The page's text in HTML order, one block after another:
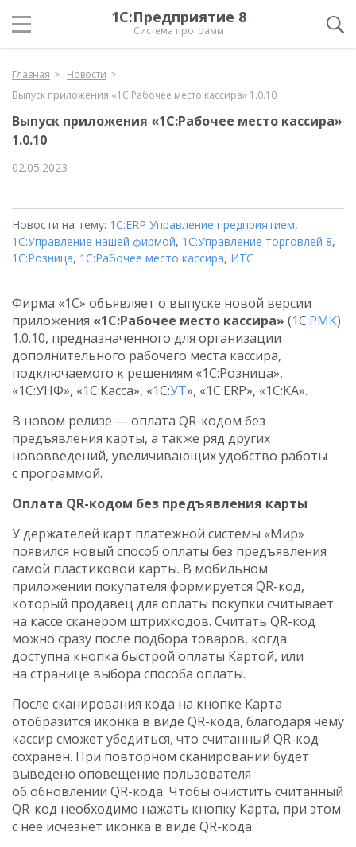
1С:Предприятие 8
Система программ
Главная
Новости
Выпуск приложения «1С:Рабочее место кассира» 1.0.10
Выпуск приложения «1С:Рабочее место кассира»
1.0.10
02.05.2023
Новости на тему: 1С:ERP Управление предприятием,
1С:Управление нашей фирмой, 1С:Управление торговлей 8,
1С:Розница, 1С:Рабочее место кассира, ИТС
Фирма «1С» объявляет о выпуске новой версии
приложения «1С:Рабочее место кассира» (1С:РМК)
1.0.10, предназначенного для организации
дополнительного рабочего места кассира,
подключаемого к решениям «1С:Розница»,
«1С:УНФ», «1С:Касса», «1С:УТ», «1С:ERP», «1С:КА».
В новом релизе — оплата QR-кодом без
предъявления карты, а также ряд других
нововведений, увеличивающих удобство работы
с программой.
Оплата QR-кодом без предъявления карты
У держателей карт платежной системы «Мир»
появился новый способ оплаты без предъявления
самой пластиковой карты. В мобильном
приложении покупателя формируется QR-код,
который продавец для оплаты покупки считывает
на кассе сканером штрихкодов. Считать QR-код
можно сразу после подбора товаров, когда
доступна кнопка быстрой оплаты Картой, или
на странице выбора способа оплаты.
После сканирования кода на кнопке Карта
отобразится иконка в виде QR-кода, благодаря чему
кассир сможет убедиться, что считанный QR-код
сохранен. При повторном сканировании будет
выведено оповещение пользователя
об обновлении QR-кода. Чтобы очистить считанный
QR-код необходимо нажать кнопку Карта, при этом
с нее исчезнет иконка в виде QR-кода.